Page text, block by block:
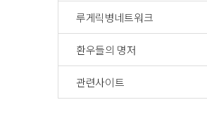
루게릭병네트워크
환우들의 명저
관련사이트